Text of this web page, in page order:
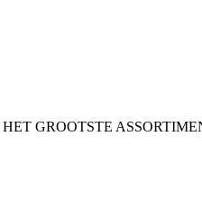
HET GROOTSTE